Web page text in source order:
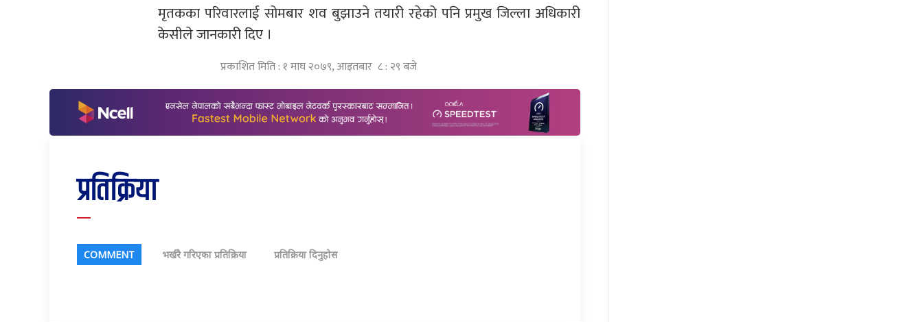
मृतकका परिवारलाई सोमबार शव बुझाउने तयारी रहेको पनि प्रमुख जिल्ला अधिकारी
केसीले जानकारी दिए ।
प्रकाशित मिति : १ माघ २०७९, आइतबार ८ : २९ बजे
प्रतिक्रिया
COMMENT भर्खरै गरिएका प्रतिक्रिया प्रतिक्रिया दिनुहोस